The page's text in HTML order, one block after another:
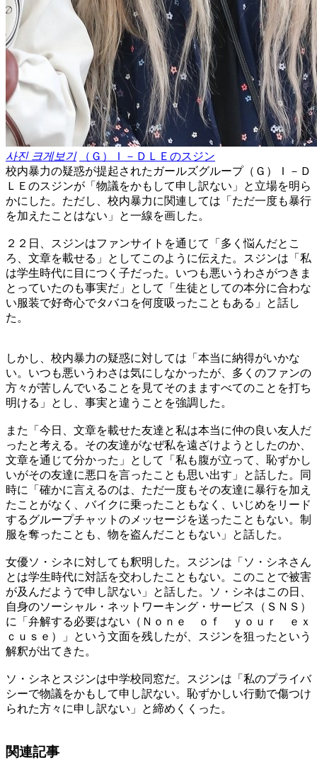
사진 크게보기
（Ｇ）Ｉ－ＤＬＥのスジン
校内暴力の疑惑が提起されたガールズグループ（Ｇ）Ｉ－Ｄ
ＬＥのスジンが「物議をかもして申し訳ない」と立場を明ら
かにした。ただし、校内暴力に関連しては「ただ一度も暴行
を加えたことはない」と一線を画した。
２２日、スジンはファンサイトを通じて「多く悩んだとこ
ろ、文章を載せる」としてこのように伝えた。スジンは「私
は学生時代に目につく子だった。いつも悪いうわさがつきま
とっていたのも事実だ」として「生徒としての本分に合わな
い服装で好奇心でタバコを何度吸ったこともある」と話し
た。
しかし、校内暴力の疑惑に対しては「本当に納得がいかな
い。いつも悪いうわさは気にしなかったが、多くのファンの
方々が苦しんでいることを見てそのまますべてのことを打ち
明ける」とし、事実と違うことを強調した。
また「今日、文章を載せた友達と私は本当に仲の良い友人だ
ったと考える。その友達がなぜ私を遠ざけようとしたのか、
文章を通じて分かった」として「私も腹が立って、恥ずかし
いがその友達に悪口を言ったことも思い出す」と話した。同
時に「確かに言えるのは、ただ一度もその友達に暴行を加え
たことがなく、バイクに乗ったこともなく、いじめをリード
するグループチャットのメッセージを送ったこともない。制
服を奪ったことも、物を盗んだこともない」と話した。
女優ソ・シネに対しても釈明した。スジンは「ソ・シネさん
とは学生時代に対話を交わしたこともない。このことで被害
が及んだようで申し訳ない」と話した。ソ・シネはこの日、
自身のソーシャル・ネットワーキング・サービス（ＳＮＳ）
に「弁解する必要はない（Ｎｏｎｅ ｏｆ ｙｏｕｒ ｅｘ
ｃｕｓｅ）」という文面を残したが、スジンを狙ったという
解釈が出てきた。
ソ・シネとスジンは中学校同窓だ。スジンは「私のプライバ
シーで物議をかもして申し訳ない。恥ずかしい行動で傷つけ
られた方々に申し訳ない」と締めくくった。
関連記事